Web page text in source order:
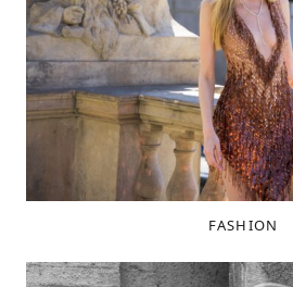
FASHION